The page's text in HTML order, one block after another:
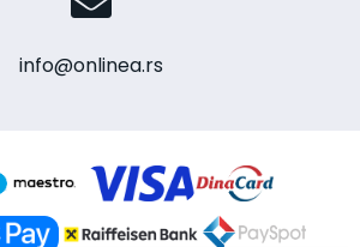
info@onlinea.rs